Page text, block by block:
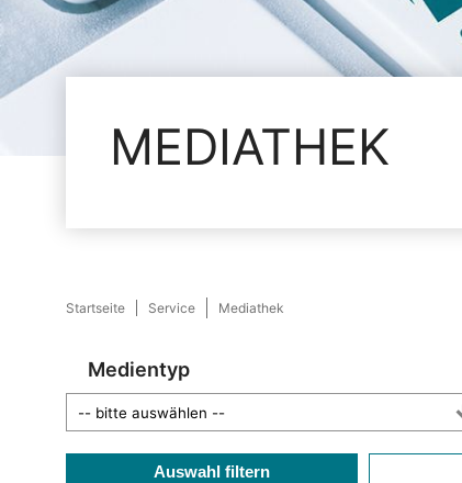
MEDIATHEK
Startseite Service Mediathek
Medientyp
Auswahl filtern